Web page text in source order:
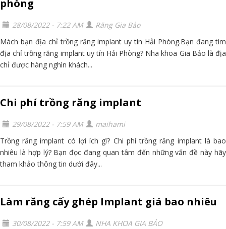
phòng
28/08/2022 - 7:22 AM
Răng Gia Bảo
Mách bạn địa chỉ trồng răng implant uy tín Hải Phòng.Bạn đang tìm
địa chỉ trồng răng implant uy tín Hải Phòng? Nha khoa Gia Bảo là địa
chỉ được hàng nghìn khách...
Chi phí trồng răng implant
29/08/2022 - 7:59 AM
maihami
Trồng răng implant có lợi ích gì? Chi phí trồng răng implant là bao
nhiêu là hợp lý? Bạn đọc đang quan tâm đến những vấn đề này hãy
tham khảo thông tin dưới đây...
Làm răng cấy ghép Implant giá bao nhiêu
30/08/2022 - 7:59 AM
NHA KHOA GIA BẢO